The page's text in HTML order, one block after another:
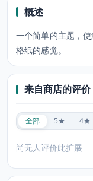
概述
一个简单的主题，
格纸的感觉。
来自商店的评价
全部 5★ 4★
尚无人评价此扩展